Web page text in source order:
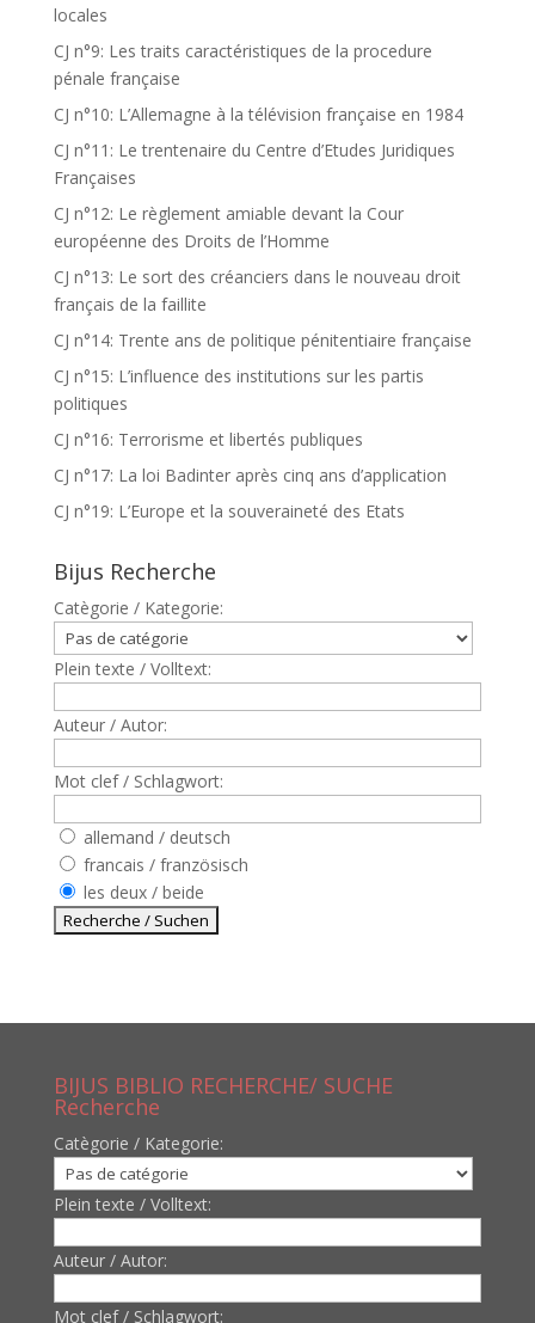
locales
CJ n°9: Les traits caractéristiques de la procedure
pénale française
CJ n°10: L’Allemagne à la télévision française en 1984
CJ n°11: Le trentenaire du Centre d’Etudes Juridiques
Françaises
CJ n°12: Le règlement amiable devant la Cour
européenne des Droits de l’Homme
CJ n°13: Le sort des créanciers dans le nouveau droit
français de la faillite
CJ n°14: Trente ans de politique pénitentiaire française
CJ n°15: L’influence des institutions sur les partis
politiques
CJ n°16: Terrorisme et libertés publiques
CJ n°17: La loi Badinter après cinq ans d’application
CJ n°19: L’Europe et la souveraineté des Etats
Bijus Recherche
Catègorie / Kategorie:
Plein texte / Volltext:
Auteur / Autor:
Mot clef / Schlagwort:
allemand / deutsch
francais / französisch
les deux / beide
BIJUS BIBLIO RECHERCHE/ SUCHE
Recherche
Catègorie / Kategorie:
Plein texte / Volltext:
Auteur / Autor:
Mot clef / Schlagwort: